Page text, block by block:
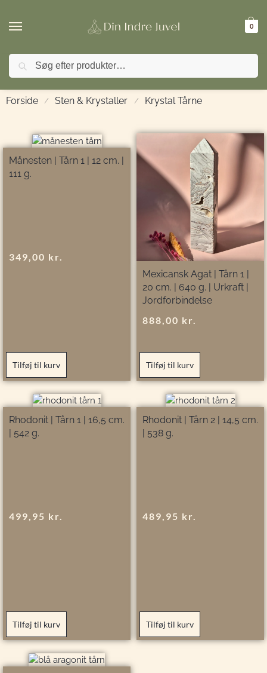
0
🚚 FRI FRAGT ved køb over 499,- | ⭐ TrustPilot
Forside / Sten & Krystaller / Krystal Tårne
Månesten | Tårn 1 | 12 cm. |
111 g.
349,00 kr.
Tilføj til kurv
Mexicansk Agat | Tårn 1 |
20 cm. | 640 g. | Urkraft |
Jordforbindelse
888,00 kr.
Tilføj til kurv
Rhodonit | Tårn 1 | 16,5 cm.
| 542 g.
499,95 kr.
Tilføj til kurv
Rhodonit | Tårn 2 | 14,5 cm.
| 538 g.
489,95 kr.
Tilføj til kurv